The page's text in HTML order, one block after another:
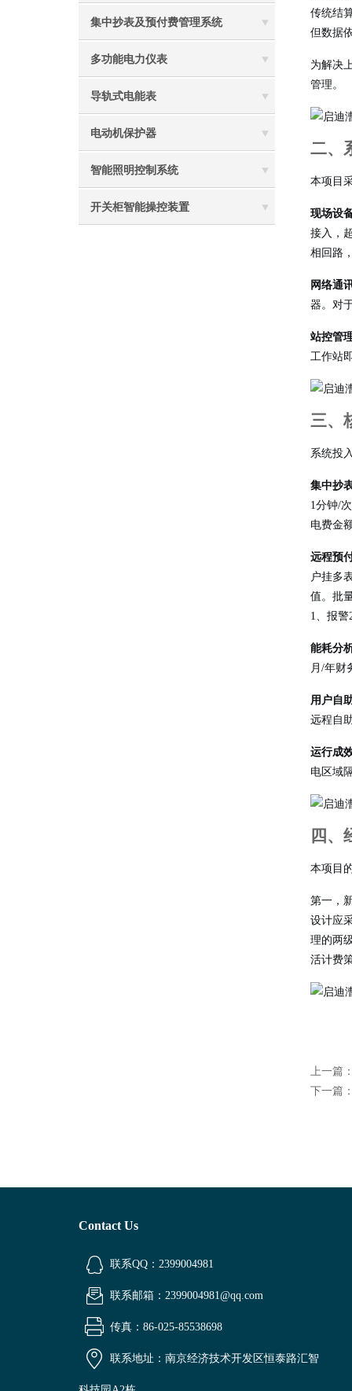
集中抄表及预付费管理系统
多功能电力仪表
导轨式电能表
电动机保护器
智能照明控制系统
开关柜智能操控装置
传统结
但数据
为解决
管理。
二、
本项目
现场设
接入，
相回路
网络通
器。对
站控管
工作站
三、
系统投
集中抄
1分钟/
电费金
远程预
户挂多
值。批
1、报
能耗分
月/年财
用户自
远程自
运行成
电区域
四、
本项目
第一，
设计应
理的两
活计费
上一篇
下一篇
Contact Us
联系QQ：2399004981
联系邮箱：2399004981@qq.com
传真：86-025-85538698
联系地址：南京经济技术开发区恒泰路汇智